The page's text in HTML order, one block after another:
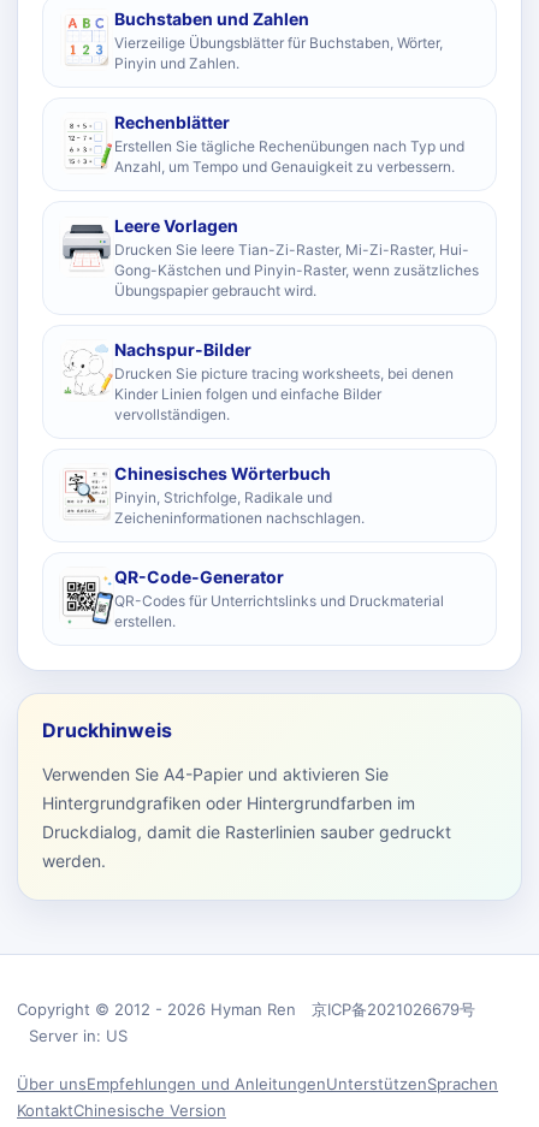
Buchstaben und Zahlen
Vierzeilige Übungsblätter für Buchstaben, Wörter,
Pinyin und Zahlen.
Rechenblätter
Erstellen Sie tägliche Rechenübungen nach Typ und
Anzahl, um Tempo und Genauigkeit zu verbessern.
Leere Vorlagen
Drucken Sie leere Tian-Zi-Raster, Mi-Zi-Raster, Hui-
Gong-Kästchen und Pinyin-Raster, wenn zusätzliches
Übungspapier gebraucht wird.
Nachspur-Bilder
Drucken Sie picture tracing worksheets, bei denen
Kinder Linien folgen und einfache Bilder
vervollständigen.
Chinesisches Wörterbuch
Pinyin, Strichfolge, Radikale und
Zeicheninformationen nachschlagen.
QR-Code-Generator
QR-Codes für Unterrichtslinks und Druckmaterial
erstellen.
Druckhinweis
Verwenden Sie A4-Papier und aktivieren Sie
Hintergrundgrafiken oder Hintergrundfarben im
Druckdialog, damit die Rasterlinien sauber gedruckt
werden.
Copyright © 2012 - 2026 Hyman Ren 京ICP备2021026679号
Server in: US
Über unsEmpfehlungen und AnleitungenUnterstützenSprachen
KontaktChinesische Version